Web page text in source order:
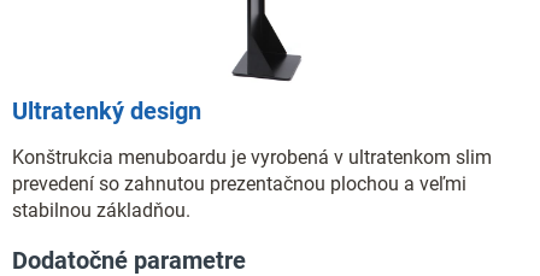
Ultratenký design
Konštrukcia menuboardu je vyrobená v ultratenkom slim
prevedení so zahnutou prezentačnou plochou a veľmi
stabilnou základňou.
Dodatočné parametre